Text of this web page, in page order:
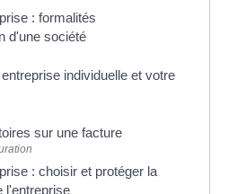
: formalités
d'une société
individuelle et votre
sur une facture
: choisir et protéger la
l'entreprise